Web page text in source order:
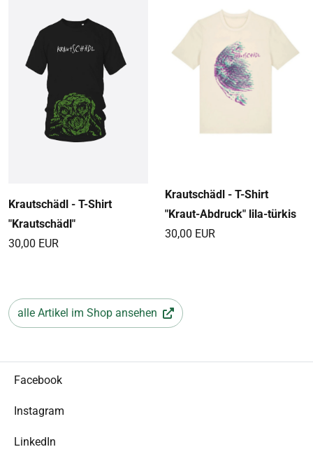
Krautschädl - T-Shirt
"Krautschädl"
30,00 EUR
Krautschädl - T-Shirt
"Kraut-Abdruck" lila-türkis
30,00 EUR
alle Artikel im Shop ansehen
Facebook
Instagram
LinkedIn